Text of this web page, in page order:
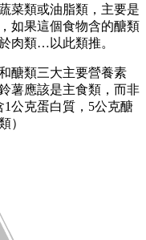
菜類或油脂類，主要是
如果這個食物含的醣類
肉類…以此類推。
醣類三大主要營養素
薯應該是主食類，而非
公克蛋白質，5公克醣
）